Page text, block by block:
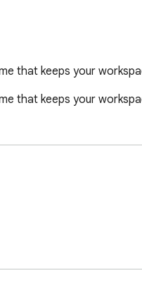
that keeps your
that keeps your